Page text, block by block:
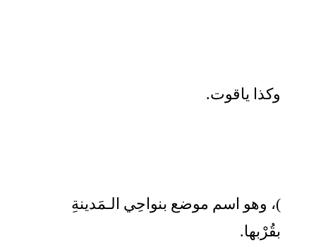
وكذا ياقوت.
)، وهو اسم موضع بنواحِي الـمَدينةِ
بقُرْبها.